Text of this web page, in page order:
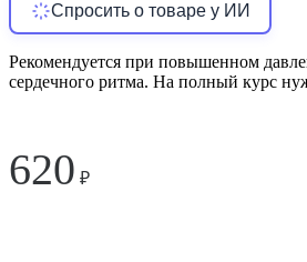
Спросить о товаре у ИИ
Рекомендуется при повышенном
сердечного ритма. На полный курс
620 ₽